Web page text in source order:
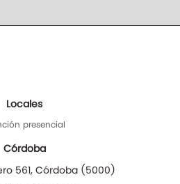
Locales
presencial
Córdoba
561, Córdoba(5000)